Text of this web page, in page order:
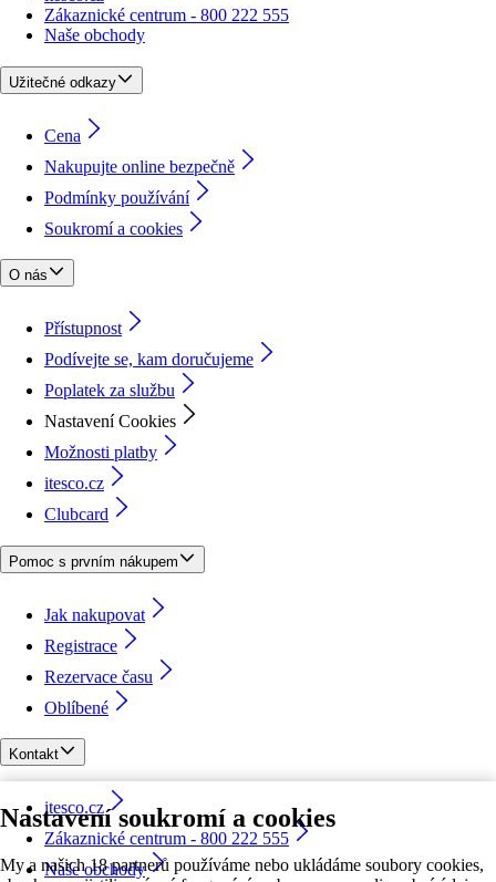
Nastavení soukromí a cookies
My a našich 18 partnerů používáme nebo ukládáme soubory cookies,
Zákaznické centrum - 800 222 555
Naše obchody
Užitečné odkazy
Cena
Nakupujte online bezpečně
Podmínky používání
Soukromí a cookies
O nás
Přístupnost
Podívejte se, kam doručujeme
Poplatek za službu
Nastavení Cookies
Možnosti platby
itesco.cz
Clubcard
Pomoc s prvním nákupem
Jak nakupovat
Registrace
Rezervace času
Oblíbené
Kontakt
itesco.cz
Zákaznické centrum - 800 222 555
Naše obchody